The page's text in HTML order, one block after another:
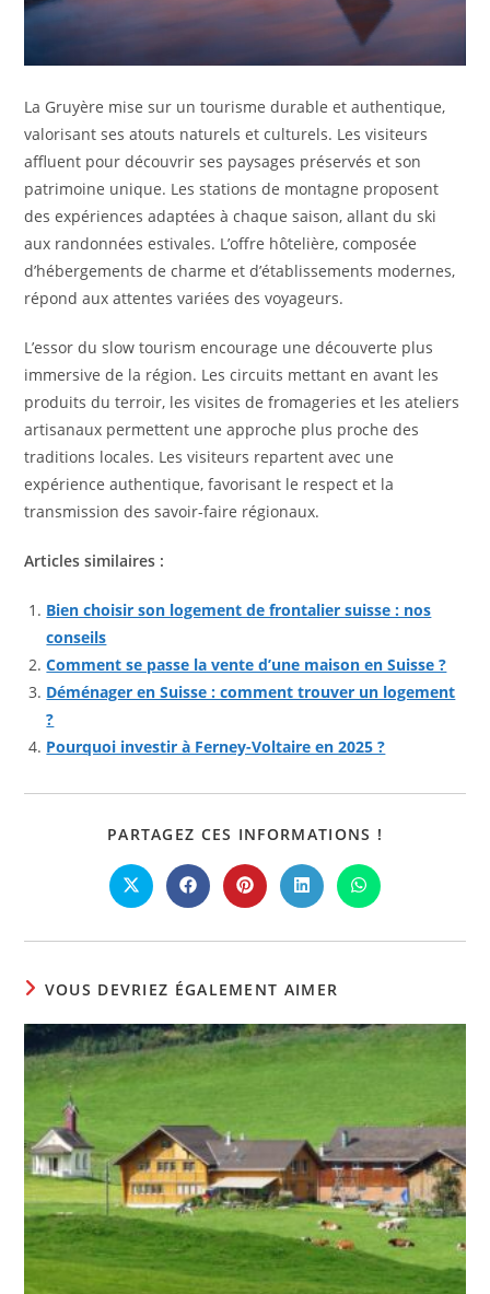
La Gruyère mise sur un tourisme durable et authentique,
valorisant ses atouts naturels et culturels. Les visiteurs
affluent pour découvrir ses paysages préservés et son
patrimoine unique. Les stations de montagne proposent
des expériences adaptées à chaque saison, allant du ski
aux randonnées estivales. L’offre hôtelière, composée
d’hébergements de charme et d’établissements modernes,
répond aux attentes variées des voyageurs.
L’essor du slow tourism encourage une découverte plus
immersive de la région. Les circuits mettant en avant les
produits du terroir, les visites de fromageries et les ateliers
artisanaux permettent une approche plus proche des
traditions locales. Les visiteurs repartent avec une
expérience authentique, favorisant le respect et la
transmission des savoir-faire régionaux.
Articles similaires :
Bien choisir son logement de frontalier suisse : nos
conseils
Comment se passe la vente d’une maison en Suisse ?
Déménager en Suisse : comment trouver un logement
?
Pourquoi investir à Ferney-Voltaire en 2025 ?
PARTAGEZ CES INFORMATIONS !
Ouvrir
dans
autre
Ouvrir
dans
autre
Ouvrir
dans
autre
Ouvrir
dans
autre
Ouvrir
dans
autre
VOUS DEVRIEZ ÉGALEMENT AIMER